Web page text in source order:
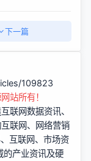
下一篇
109823
站所有！
联网数据资讯、
联网、网络营销
互联网、市场资
的产业资讯及硬